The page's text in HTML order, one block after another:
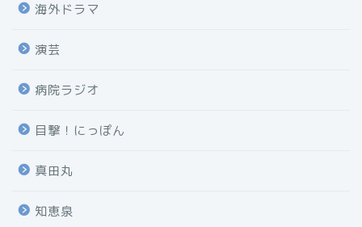
海外ドラマ
演芸
病院ラジオ
目撃！にっぽん
真田丸
知恵泉